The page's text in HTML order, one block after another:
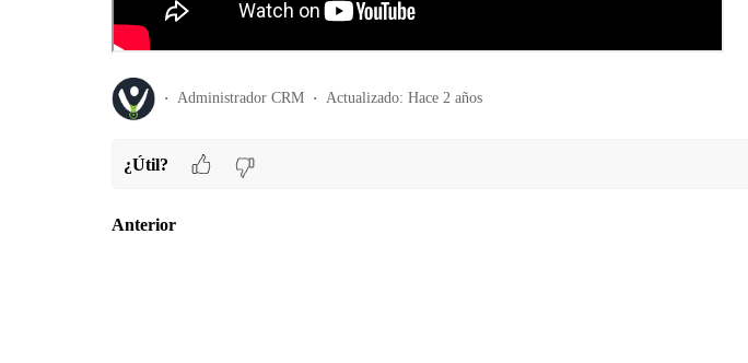
Administrador CRM Actualizado: Hace 2 años
¿Útil?
Anterior